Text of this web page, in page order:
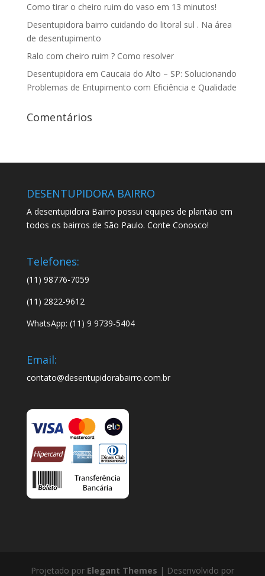
Como tirar o cheiro ruim do vaso em 13 minutos!
Desentupidora bairro cuidando do litoral sul . Na área
de desentupimento
Ralo com cheiro ruim ? Como resolver
Desentupidora em Caucaia do Alto – SP: Solucionando
Problemas de Entupimento com Eficiência e Qualidade
Comentários
DESENTUPIDORA BAIRRO
A desentupidora Bairro possui equipes de plantão em
todos os bairros de São Paulo. Conte Conosco!
Telefones:
(11) 98776-7059
(11) 2822-9612
WhatsApp: (11) 9 9739-5404
Email:
contato@desentupidorabairro.com.br
Projetado por Elegant Themes | Desenvolvido por